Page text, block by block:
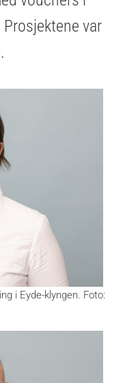
var
i Eyde-klyngen. Foto: